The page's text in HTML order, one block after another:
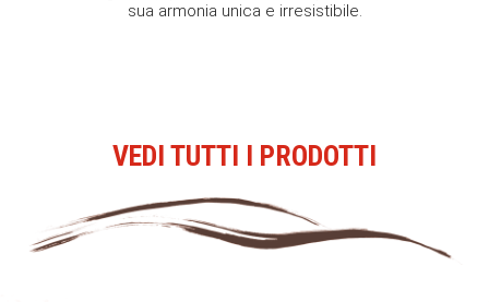
sua armonia unica e irresistibile.
VEDI TUTTI I PRODOTTI